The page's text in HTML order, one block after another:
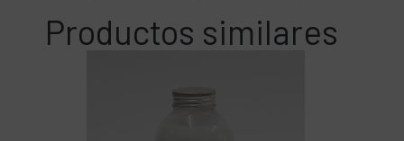
Productos similares